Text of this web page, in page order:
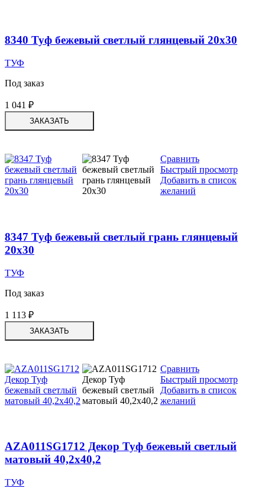
8340 Туф бежевый светлый глянцевый 20х30
ТУФ
Под заказ
1 041 ₽
ЗАКАЗАТЬ
Сравнить
Быстрый просмотр
Добавить в список
желаний
8347 Туф бежевый светлый грань глянцевый
20х30
ТУФ
Под заказ
1 113 ₽
ЗАКАЗАТЬ
Сравнить
Быстрый просмотр
Добавить в список
желаний
AZA011SG1712 Декор Туф бежевый светлый
матовый 40,2х40,2
ТУФ